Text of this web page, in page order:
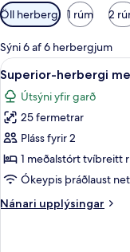
Síur
í
boði
fyrir
herbergi
Öll herbergi 1 rúm 2
Sýni 6 af 6 herbergjum
Skoða
allar
myndir
fyrir
Superior-
herbergi
með
rúmi
3
Superior-herbergi
Útsýni yfir garð
25 fermetrar
Pláss fyrir 2
1 meðalstórt tvíbreitt
Ókeypis þráðlaust net
Nánari upplýsingar
Nánari